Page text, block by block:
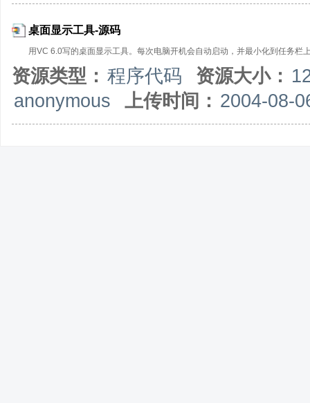
桌面显示工具-源码
用VC 6.0写的桌面显示工具。每次电脑开机会自动启动，并最小化到任务栏
资源类型： 程序代码 资源大小：
anonymous
上传时间： 2004-08-